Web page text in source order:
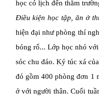
học có lịch đến thăm
Điều kiện học tập, ăn ở
hiện đại như phòng thí
bóng rổ... Lớp học nhỏ
sóc chu đáo. Ký túc xá
đó gồm 400 phòng đơn 1
ở với người thân. Cuối